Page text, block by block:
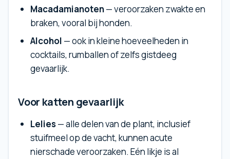
Macadamianoten— veroorzaken zwakte en
braken, vooral bij honden.
Alcohol — ook in kleine hoeveelheden in
cocktails, rumballen of zelfs gistdeeg
gevaarlijk.
Voor katten gevaarlijk
Lelies— alle delen van de plant, inclusief
stuifmeel op de vacht, kunnen acute
nierschade veroorzaken. Eén likje is al